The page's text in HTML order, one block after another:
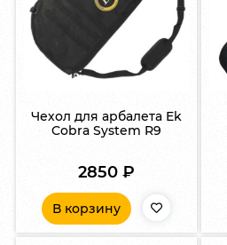
Чехол для арбалета Ek
Cobra System R9
2850 ₽
В корзину